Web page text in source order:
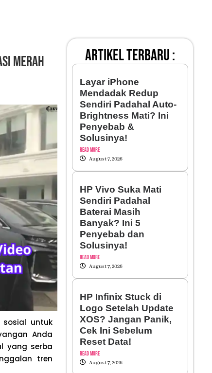
Merah
sosial untuk
Anda
yang serba
tren
artikel terbaru :
Layar iPhone
Mendadak Redup
Sendiri Padahal Auto-
Brightness Mati? Ini
Penyebab &
Solusinya!
Read More
August 7, 2026
HP Vivo Suka Mati
Sendiri Padahal
Baterai Masih
Banyak? Ini 5
Penyebab dan
Solusinya!
Read More
August 7, 2026
HP Infinix Stuck di
Logo Setelah Update
XOS? Jangan Panik,
Cek Ini Sebelum
Reset Data!
Read More
August 7, 2026